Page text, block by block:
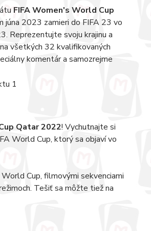
FIFA Women's World Cup
júna 2023 zamieri do FIFA 23 vo
Reprezentujte svoju krajinu a
všetkých 32 kvalifikovaných
komentár a samozrejme
Qatar 2022! Vychutnajte si
World Cup, ktorý sa objaví vo
Cup, filmovými sekvenciami
Tešiť sa môžte tiež na